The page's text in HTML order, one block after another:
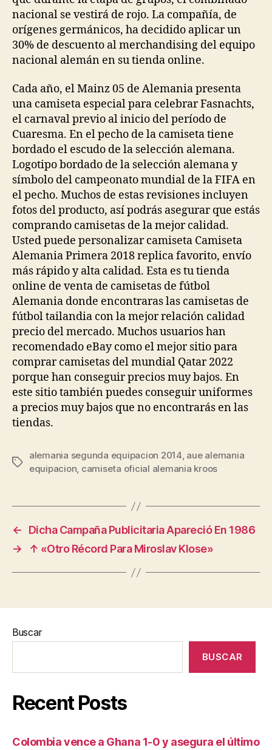
nacional se vestirá de rojo. La compañía, de
orígenes germánicos, ha decidido aplicar un
30% de descuento al merchandising del equipo
nacional alemán en su tienda online.
Cada año, el Mainz 05 de Alemania presenta
una camiseta especial para celebrar Fasnachts,
el carnaval previo al inicio del período de
Cuaresma. En el pecho de la camiseta tiene
bordado el escudo de la selección alemana.
Logotipo bordado de la selección alemana y
símbolo del campeonato mundial de la FIFA en
el pecho. Muchos de estas revisiones incluyen
fotos del producto, así podrás asegurar que estás
comprando camisetas de la mejor calidad.
Usted puede personalizar camiseta Camiseta
Alemania Primera 2018 replica favorito, envío
más rápido y alta calidad. Esta es tu tienda
online de venta de camisetas de fútbol
Alemania donde encontraras las camisetas de
fútbol tailandia con la mejor relación calidad
precio del mercado. Muchos usuarios han
recomendado eBay como el mejor sitio para
comprar camisetas del mundial Qatar 2022
porque han conseguir precios muy bajos. En
este sitio también puedes conseguir uniformes
a precios muy bajos que no encontrarás en las
tiendas.
Etiquetas
alemania segunda equipacion 2014, aue alemania
equipacion, camiseta oficial alemania kroos
←
Dicha Campaña Publicitaria Apareció En 1986
→
↑ «Otro Récord Para Miroslav Klose»
Buscar
BUSCAR
Recent Posts
Colombia vence a Ghana 1-0 y asegura el último